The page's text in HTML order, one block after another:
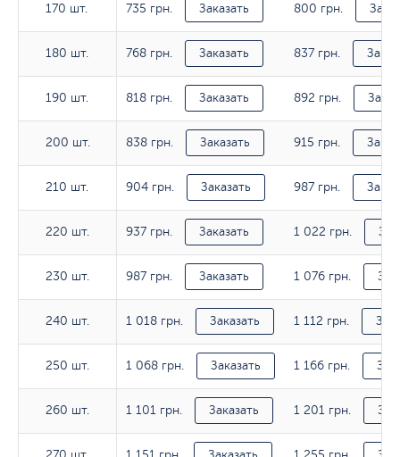
170 шт.
180 шт.
190 шт.
200 шт.
210 шт.
220 шт.
230 шт.
240 шт.
250 шт.
260 шт.
170 шт. 735 грн. Заказать 800 грн.
180 шт. 768 грн. Заказать 837 грн.
190 шт. 818 грн. Заказать 892 грн.
200 шт. 838 грн. Заказать 915 грн.
210 шт. 904 грн. Заказать 987 грн.
220 шт. 937 грн. Заказать 1 022 грн.
230 шт. 987 грн. Заказать 1 076 грн.
240 шт. 1 018 грн. Заказать 1 112 грн.
250 шт. 1 068 грн. Заказать 1 166 грн.
260 шт. 1 101 грн. Заказать 1 201 грн.